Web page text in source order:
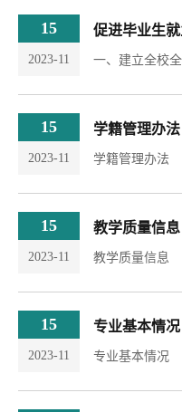
15
2023-11
促进毕业生
15
2023-11
学籍管理办法
学籍管理办法
15
2023-11
教学质量信息
教学质量信息
15
2023-11
专业基本情况
专业基本情况